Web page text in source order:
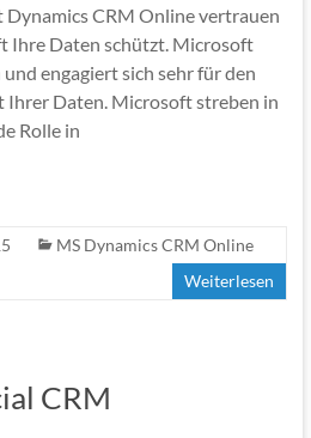
CRM Online vertrauen
Ihre Daten schützt. Microsoft
engagiert sich sehr für den
Ihrer Daten. Microsoft streben in
Rolle in
MS Dynamics CRM Online
Weiterlesen
CRM